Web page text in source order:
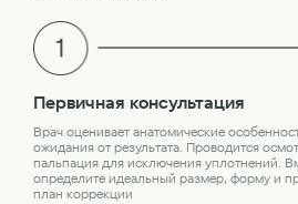
Первичная консультация
Врач оценивает анатомические
ожидания от результата. Проводится
пальпация для исключения уплотнений.
определите идеальный размер, форму и
план коррекции